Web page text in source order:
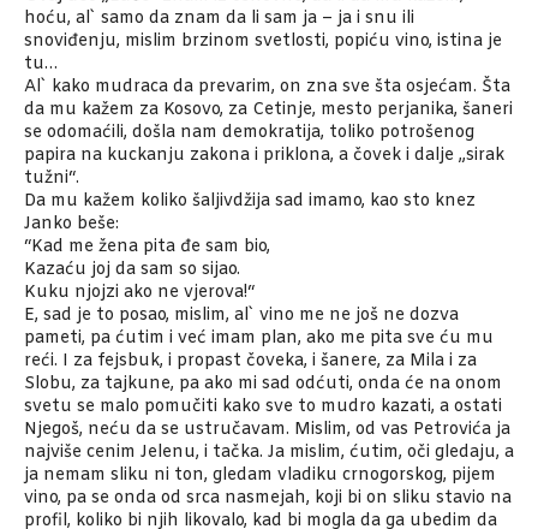
hoću, al` samo da znam da li sam ja – ja i snu ili
snoviđenju, mislim brzinom svetlosti, popiću vino, istina je
tu…
Al` kako mudraca da prevarim, on zna sve šta osjećam. Šta
da mu kažem za Kosovo, za Cetinje, mesto perjanika, šaneri
se odomaćili, došla nam demokratija, toliko potrošenog
papira na kuckanju zakona i priklona, a čovek i dalje „sirak
tužni“.
Da mu kažem koliko šaljivdžija sad imamo, kao sto knez
Janko beše:
“Kad me žena pita đe sam bio,
Kazaću joj da sam so sijao.
Kuku njojzi ako ne vjerova!“
E, sad je to posao, mislim, al` vino me ne još ne dozva
pameti, pa ćutim i već imam plan, ako me pita sve ću mu
reći. I za fejsbuk, i propast čoveka, i šanere, za Mila i za
Slobu, za tajkune, pa ako mi sad odćuti, onda će na onom
svetu se malo pomučiti kako sve to mudro kazati, a ostati
Njegoš, neću da se ustručavam. Mislim, od vas Petrovića ja
najviše cenim Jelenu, i tačka. Ja mislim, ćutim, oči gledaju, a
ja nemam sliku ni ton, gledam vladiku crnogorskog, pijem
vino, pa se onda od srca nasmejah, koji bi on sliku stavio na
profil, koliko bi njih likovalo, kad bi mogla da ga ubedim da